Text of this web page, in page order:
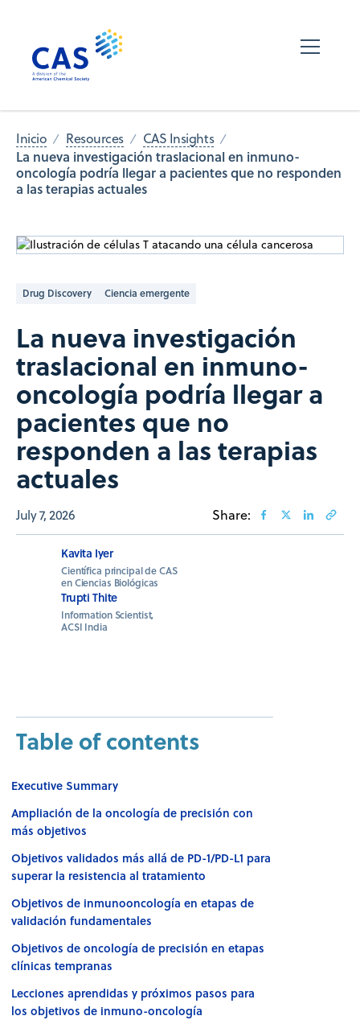
Inicio Resources CAS Insights
La nueva investigación traslacional en inmuno-
oncología podría llegar a pacientes que no responden
a las terapias actuales
Drug Discovery Ciencia emergente
La nueva investigación
traslacional en inmuno-
oncología podría llegar a
pacientes que no
responden a las terapias
actuales
July 7, 2026 Share:
Kavita Iyer
Científica principal de CAS
en Ciencias Biológicas
Trupti Thite
Information Scientist,
ACSI India
Table of contents
Executive Summary
Ampliación de la oncología de precisión con
más objetivos
Objetivos validados más allá de PD-1/PD-L1 para
superar la resistencia al tratamiento
Objetivos de inmunooncología en etapas de
validación fundamentales
Objetivos de oncología de precisión en etapas
clínicas tempranas
Lecciones aprendidas y próximos pasos para
los objetivos de inmuno-oncología